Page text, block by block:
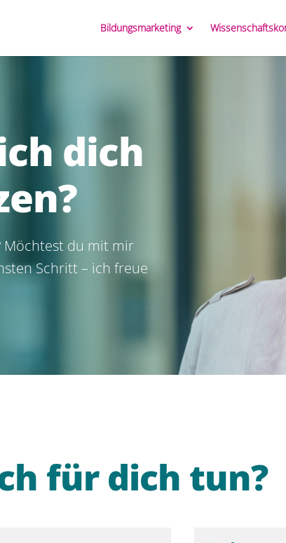
Bildungsmarketing
dich
Möchtest du mit mir
Schritt – ich freue
für dich tun?